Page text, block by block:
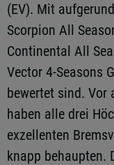
(EV). Mit
Scorpion All
Continental All
Vector 4-Seasons
bewertet sind. Vor
haben alle drei
exzellenten
knapp behaupten.